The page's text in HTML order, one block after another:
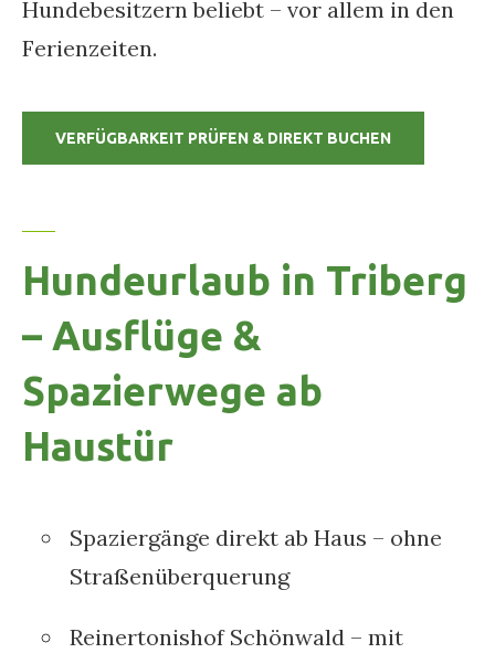
Hundebesitzern beliebt – vor allem in den
Ferienzeiten.
VERFÜGBARKEIT PRÜFEN & DIREKT BUCHEN
Hundeurlaub in Triberg
– Ausflüge &
Spazierwege ab
Haustür
Spaziergänge direkt ab Haus – ohne
Straßenüberquerung
Reinertonishof Schönwald – mit